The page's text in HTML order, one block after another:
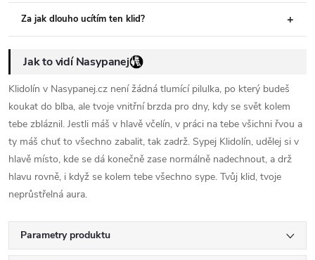
Za jak dlouho ucítím ten klid?
Jak to vidí Nasypanej
Klidolín v Nasypanej.cz není žádná tlumící pilulka, po který budeš
koukat do blba, ale tvoje vnitřní brzda pro dny, kdy se svět kolem
tebe zbláznil. Jestli máš v hlavě včelín, v práci na tebe všichni řvou a
ty máš chuť to všechno zabalit, tak zadrž. Sypej Klidolín, udělej si v
hlavě místo, kde se dá konečně zase normálně nadechnout, a drž
hlavu rovně, i když se kolem tebe všechno sype. Tvůj klid, tvoje
neprůstřelná aura.
Parametry produktu